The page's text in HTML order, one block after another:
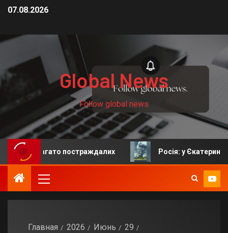
07.08.2026
Global News
Follow global news
постраждалих Росія: у Єкатеринбурзі
Главная 2026 Июнь
29